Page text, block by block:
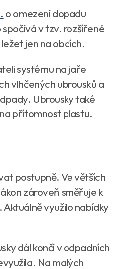
o omezení dopadu
v tzv. rozšířené
jen na obcích.
systému na jaře
vlhčených ubrousků a
Ubrousky také
přítomnost plastu.
postupně. Ve větších
zároveň směřuje k
využilo nabídky
dál končí v odpadních
Na malých